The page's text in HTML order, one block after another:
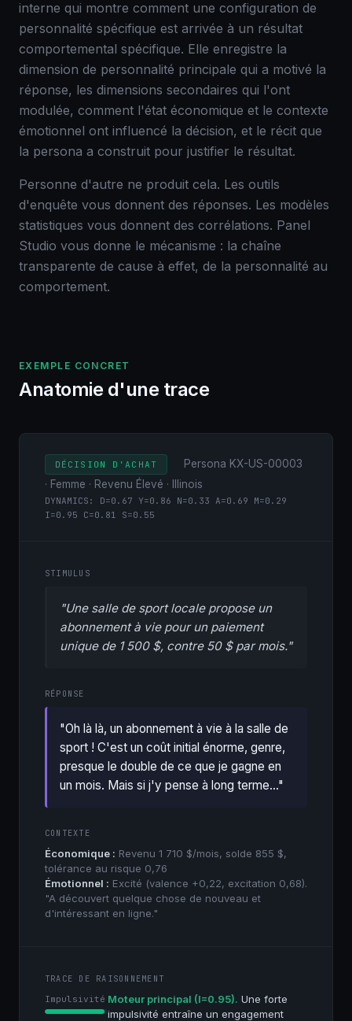
interne qui montre comment une configuration de
personnalité spécifique est arrivée à un résultat
comportemental spécifique. Elle enregistre la
dimension de personnalité principale qui a motivé la
réponse, les dimensions secondaires qui l'ont
modulée, comment l'état économique et le contexte
émotionnel ont influencé la décision, et le récit que
la persona a construit pour justifier le résultat.
Personne d'autre ne produit cela. Les outils
d'enquête vous donnent des réponses. Les modèles
statistiques vous donnent des corrélations. Panel
Studio vous donne le mécanisme : la chaîne
transparente de cause à effet, de la personnalité au
comportement.
EXEMPLE CONCRET
Anatomie d'une trace
DÉCISION D'ACHAT
Persona KX-US-00003
· Femme · Revenu Élevé · Illinois
DYNAMICS: D=0.67 Y=0.86 N=0.33 A=0.69 M=0.29
I=0.95 C=0.81 S=0.55
STIMULUS
"Une salle de sport locale propose un
abonnement à vie pour un paiement
unique de 1 500 $, contre 50 $ par mois."
RÉPONSE
"Oh là là, un abonnement à vie à la salle de
sport ! C'est un coût initial énorme, genre,
presque le double de ce que je gagne en
un mois. Mais si j'y pense à long terme..."
CONTEXTE
Économique : Revenu 1 710 $/mois, solde 855 $,
tolérance au risque 0,76
Émotionnel : Excité (valence +0,22, excitation 0,68).
"A découvert quelque chose de nouveau et
d'intéressant en ligne."
TRACE DE RAISONNEMENT
Impulsivité Moteur principal (I=0.95). Une forte
impulsivité entraîne un engagement